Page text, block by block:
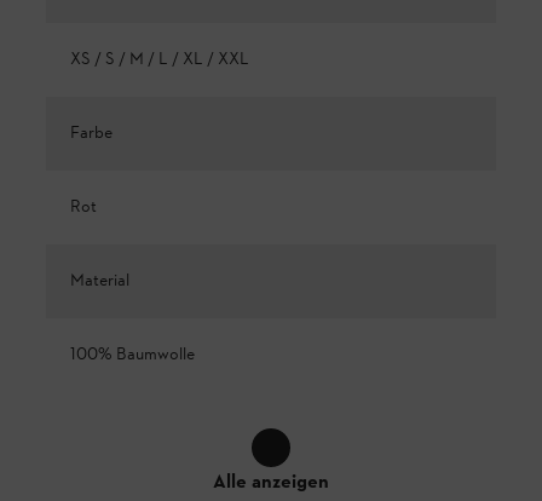
XS / S / M / L / XL / XXL
Farbe
Rot
Material
100% Baumwolle
Alle anzeigen